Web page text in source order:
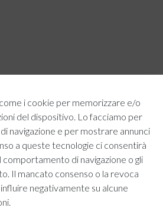
i cookie per memorizzare e/o
del dispositivo. Lo facciamo per
navigazione e per mostrare annunci
a queste tecnologie ci consentirà
comportamento di navigazione o gli
Il mancato consenso o la revoca
negativamente su alcune